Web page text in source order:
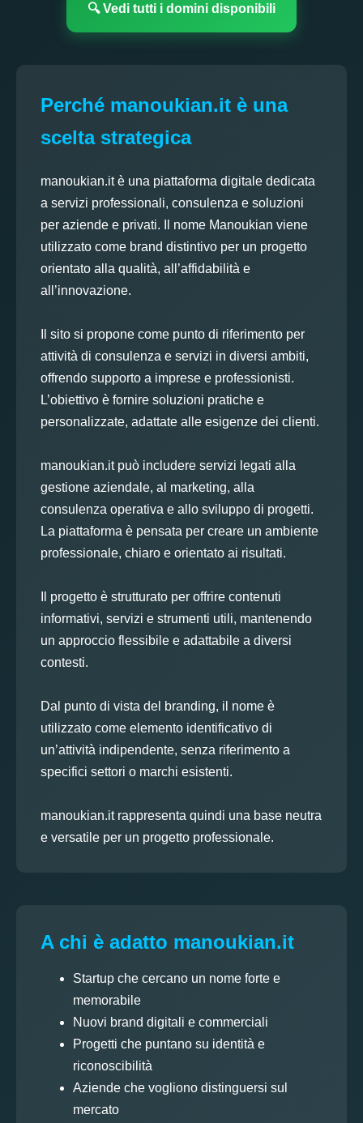
🔍 Vedi tutti i domini disponibili
Perché manoukian.it è una
scelta strategica
manoukian.it è una piattaforma digitale dedicata
a servizi professionali, consulenza e soluzioni
per aziende e privati. Il nome Manoukian viene
utilizzato come brand distintivo per un progetto
orientato alla qualità, all’affidabilità e
all’innovazione.
Il sito si propone come punto di riferimento per
attività di consulenza e servizi in diversi ambiti,
offrendo supporto a imprese e professionisti.
L’obiettivo è fornire soluzioni pratiche e
personalizzate, adattate alle esigenze dei clienti.
manoukian.it può includere servizi legati alla
gestione aziendale, al marketing, alla
consulenza operativa e allo sviluppo di progetti.
La piattaforma è pensata per creare un ambiente
professionale, chiaro e orientato ai risultati.
Il progetto è strutturato per offrire contenuti
informativi, servizi e strumenti utili, mantenendo
un approccio flessibile e adattabile a diversi
contesti.
Dal punto di vista del branding, il nome è
utilizzato come elemento identificativo di
un’attività indipendente, senza riferimento a
specifici settori o marchi esistenti.
manoukian.it rappresenta quindi una base neutra
e versatile per un progetto professionale.
A chi è adatto manoukian.it
Startup che cercano un nome forte e
memorabile
Nuovi brand digitali e commerciali
Progetti che puntano su identità e
riconoscibilità
Aziende che vogliono distinguersi sul
mercato